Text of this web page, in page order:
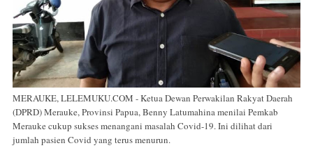
MERAUKE, LELEMUKU.COM - Ketua Dewan Perwakilan Rakyat Daerah
(DPRD) Merauke, Provinsi Papua, Benny Latumahina menilai Pemkab
Merauke cukup sukses menangani masalah Covid-19. Ini dilihat dari
jumlah pasien Covid yang terus menurun.